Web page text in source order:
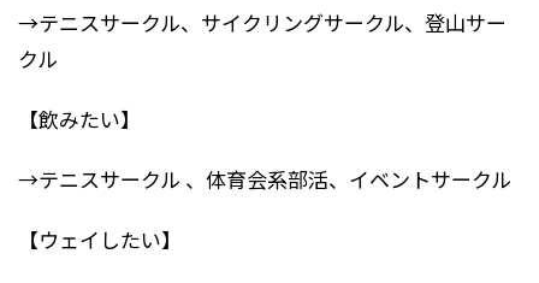
→テニスサークル、サイクリングサークル、登山サー
クル
【飲みたい】
→テニスサークル 、体育会系部活、イベントサークル
【ウェイしたい】